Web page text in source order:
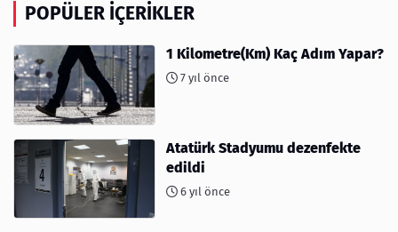
POPÜLER İÇERIKLER
1 Kilometre(Km) Kaç Adım Yapar?
7 yıl önce
Atatürk Stadyumu dezenfekte
edildi
6 yıl önce